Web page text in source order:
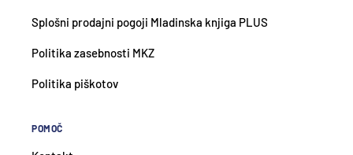
Splošni prodajni pogoji Mladinska knjiga PLUS
Politika zasebnosti MKZ
Politika piškotov
POMOČ